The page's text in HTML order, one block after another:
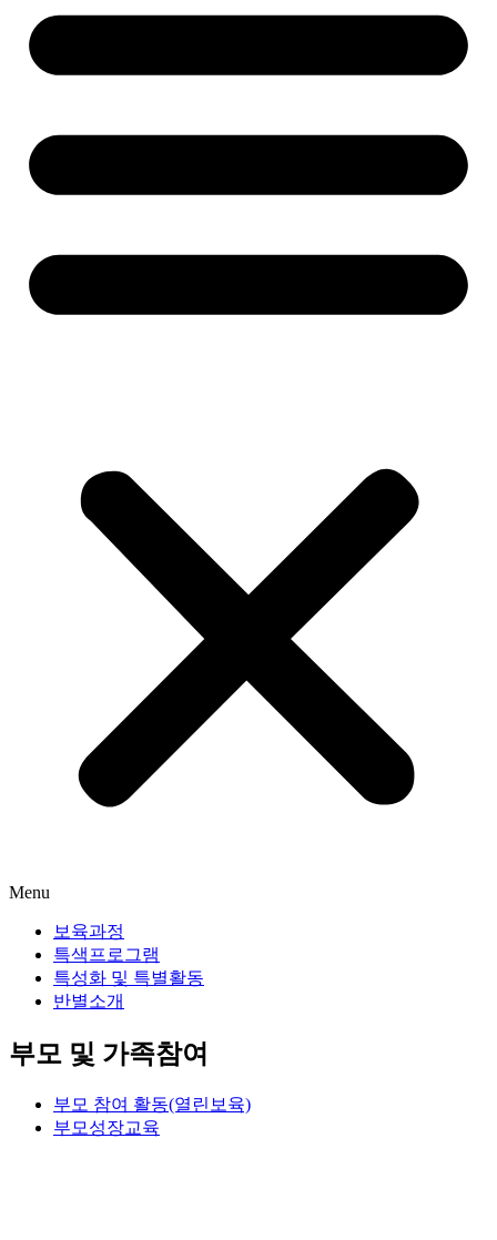
Menu
보육과정
특색프로그램
특성화 및 특별활동
반별소개
부모 및 가족참여
부모 참여 활동(열린보육)
부모성장교육